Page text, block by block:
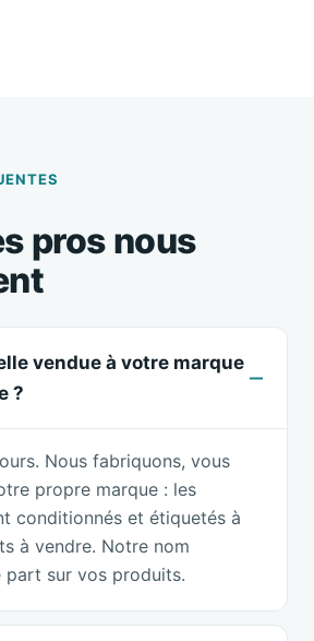
pros nous
vendue à votre marque
?
Nous fabriquons, vous
propre marque : les
conditionnés et étiquetés à
à vendre. Notre nom
part sur vos produits.